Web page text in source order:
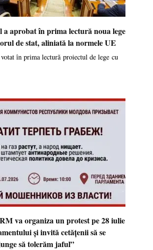
a aprobat în prima lectură noua lege
de stat, aliniată la normele UE
în prima lectură proiectul de lege cu
va organiza un protest pe 28 iulie
și invită cetățenii să se
să tolerăm jaful”